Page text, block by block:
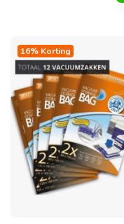
16% Korting